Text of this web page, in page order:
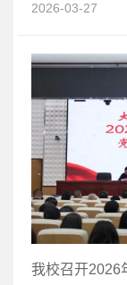
2026-03-27
我校召开2026